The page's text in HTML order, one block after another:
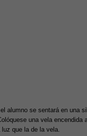
alumno se sentará en una
una vela encendida
que la de la vela.